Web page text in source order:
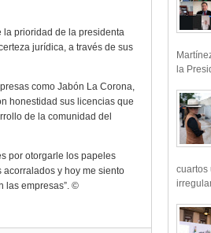
la prioridad de la presidenta
jurídica, a través de sus
como Jabón La Corona,
honestidad sus licencias que
de la comunidad del
por otorgarle los papeles
y hoy me siento
las empresas”. ©
la
cuartos